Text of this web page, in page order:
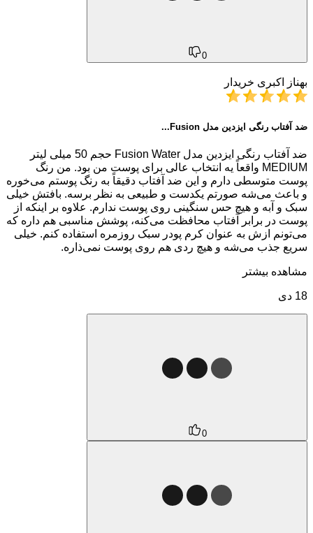
0
بهناز اکبری خریدار
ضد آفتاب رنگی ایزدین مدل Fusion...
ضد آفتاب رنگی ایزدین مدل Fusion Water حجم 50 میلی لیتر
MEDIUM واقعاً یه انتخاب عالی برای پوست من بود. من رنگ
پوست متوسطی دارم و این ضد آفتاب دقیقاً به رنگ پوستم می‌خوره
و باعث می‌شه صورتم یکدست و طبیعی به نظر برسه. بافتش خیلی
سبک و آبه و هیچ حس سنگینی روی پوست ندارم. علاوه بر اینکه از
پوست در برابر آفتاب محافظت می‌کنه، پوشش مناسبی هم داره که
می‌تونم ازش به عنوان کرم پودر سبک روزمره استفاده کنم. خیلی
سریع جذب می‌شه و هیچ ردی هم روی پوست نمی‌ذاره.
مشاهده بیشتر
18 دی
0